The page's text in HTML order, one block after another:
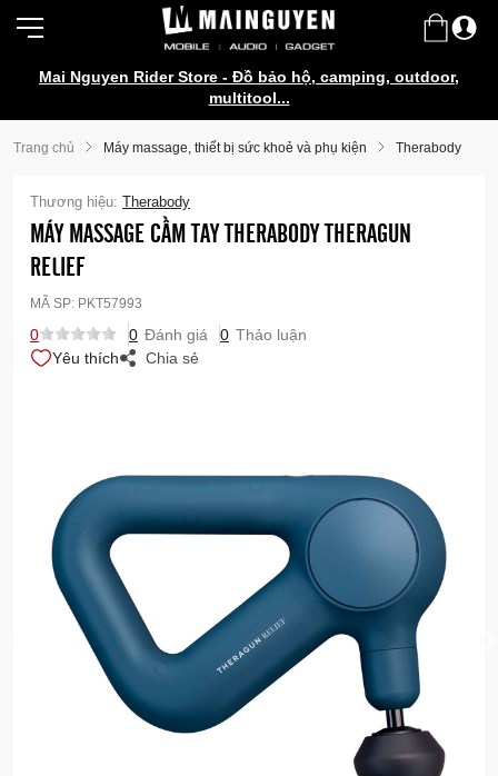
Mai Nguyen Rider Store - Đồ bảo hộ, camping, outdoor,
multitool...
Trang chủ Máy massage, thiết bị sức khoẻ và phụ kiện Therabody
Thương hiệu: Therabody
MÁY MASSAGE CẦM TAY THERABODY THERAGUN
RELIEF
MÃ SP: PKT57993
0 0 Đánh giá 0 Thảo luận
Yêu thích
Chia sẻ